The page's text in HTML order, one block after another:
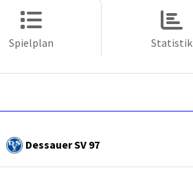
Spielplan Statistik
Dessauer SV 97